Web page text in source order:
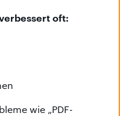
oft:
wie „PDF-